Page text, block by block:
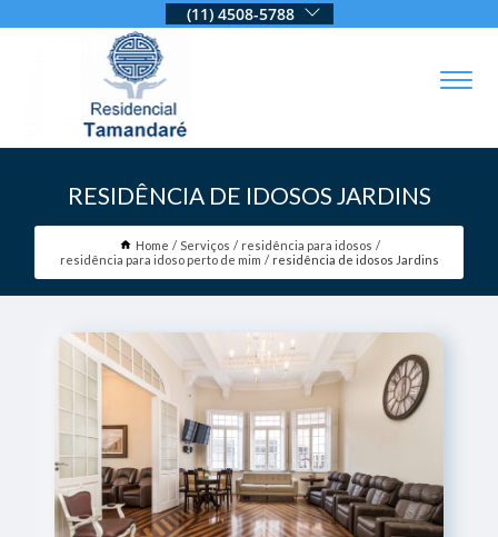
(11) 4508-5788
RESIDÊNCIA DE IDOSOS JARDINS
Home Serviços
residência para idosos
residência para idoso perto de mim
residência de idosos Jardins